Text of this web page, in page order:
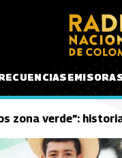
zona verde”: